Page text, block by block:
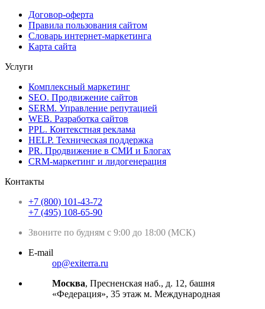
Договор-оферта
Правила пользования сайтом
Словарь интернет-маркетинга
Карта сайта
Услуги
Комплексный маркетинг
SEO. Продвижение сайтов
SERM. Управление репутацией
WEB. Разработка сайтов
PPL. Контекстная реклама
HELP. Техническая поддержка
PR. Продвижение в СМИ и Блогах
CRM-маркетинг и лидогенерация
Контакты
+7 (800) 101-43-72
+7 (495) 108-65-90
Звоните по будням с 9:00 до 18:00 (МСК)
E-mail
op@exiterra.ru
Москва, Пресненская наб., д. 12, башня
«Федерация», 35 этаж м. Международная